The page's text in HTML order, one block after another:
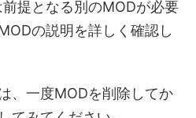
提となる別のMODが必要
の説明を詳しく確認し
、一度MODを削除してか